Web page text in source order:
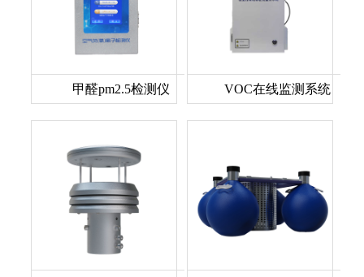
甲醛pm2.5检测仪 VOC在线监测系统